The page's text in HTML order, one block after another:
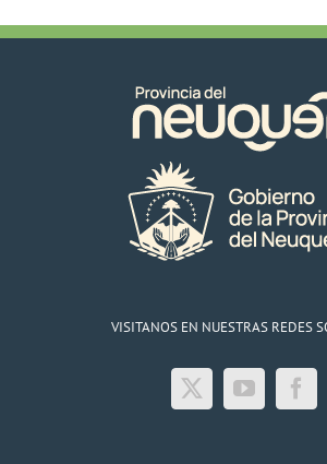
VISITANOS EN NUESTRAS REDES